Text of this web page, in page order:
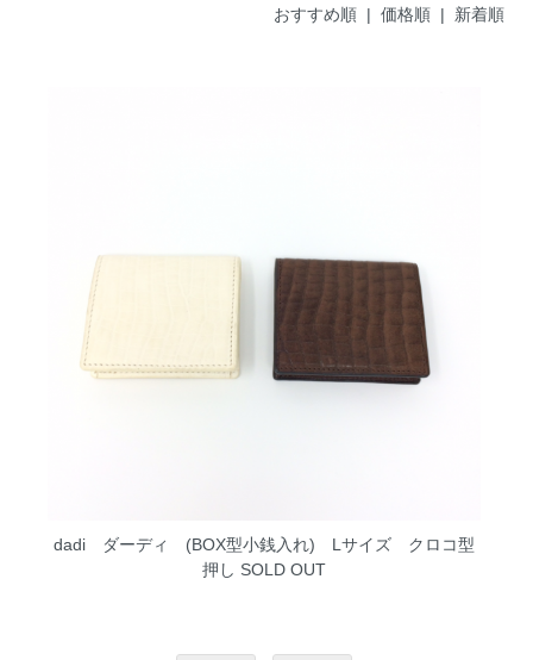
おすすめ順| 価格順 | 新着順
dadi ダーディ (BOX型小銭入れ) Lサイズ クロコ型
押し SOLD OUT